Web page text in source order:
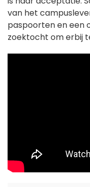
van het
paspoorten en een
zoektocht om erbij